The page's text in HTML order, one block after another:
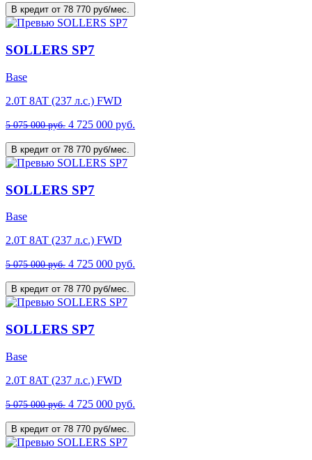
В кредит от 78 770 руб/мес.
SOLLERS SP7
Base
2.0T 8AT (237 л.с.) FWD
5 075 000 руб. 4 725 000 руб.
В кредит от 78 770 руб/мес.
SOLLERS SP7
Base
2.0T 8AT (237 л.с.) FWD
5 075 000 руб. 4 725 000 руб.
В кредит от 78 770 руб/мес.
SOLLERS SP7
Base
2.0T 8AT (237 л.с.) FWD
5 075 000 руб. 4 725 000 руб.
В кредит от 78 770 руб/мес.